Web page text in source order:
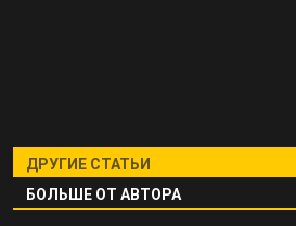
ДРУГИЕ СТАТЬИ
БОЛЬШЕ ОТ АВТОРА